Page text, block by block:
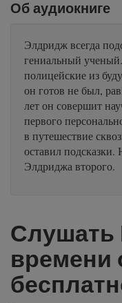
Об аудиокниге
Элдридж всегда
гениальный
полицейские из
он готов не был,
лет он совершит
первого
в путешествие
оставил подсказки.
Элдриджа второго.
Слушать
времени